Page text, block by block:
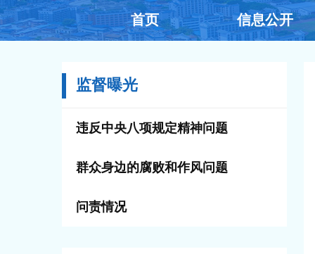
首页 信息公开
监督曝光
违反中央八项规定精神问题
群众身边的腐败和作风问题
问责情况